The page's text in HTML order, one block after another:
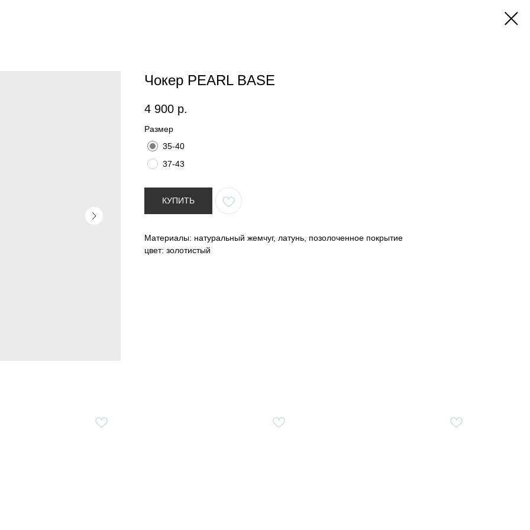
Чокер PEARL BASE
4 900 р.
Размер
35-40
37-43
КУПИТЬ
Материалы: натуральный жемчуг, латунь, позолоченное покрытие
цвет: золотистый